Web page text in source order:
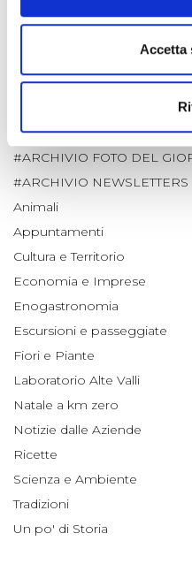
Accetta
È DISPONIBILE LA
02 lug 2026
#ARCHIVIO FOTO DEL
#ARCHIVIO NEWSLETTERS
Animali
Appuntamenti
Cultura e Territorio
Economia e Imprese
Enogastronomia
Escursioni e passeggiate
Fiori e Piante
Laboratorio Alte Valli
Natale a km zero
Notizie dalle Aziende
Ricette
Scienza e Ambiente
Tradizioni
Un po' di Storia